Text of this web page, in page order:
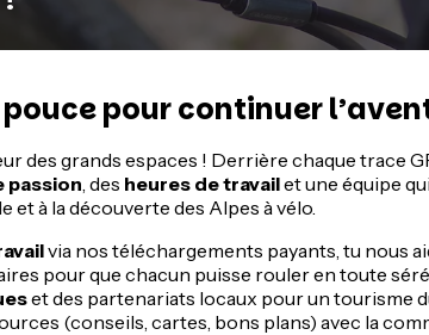
pouce pour continuer
des grands espaces ! Derrière chaque trace
passion, des heures de travailet une équipe
et à la découverte des Alpes à vélo.
via nos téléchargements payants, tu nous
pour que chacun puisse rouler en toute
et des partenariats locaux pour un tourisme
(conseils, cartes, bons plans) avec la